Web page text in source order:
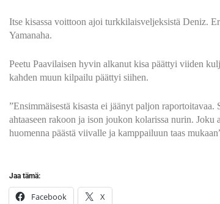
Itse kisassa voittoon ajoi turkkilaisveljeksistä Deniz.
Yamanaha.
Peetu Paavilaisen hyvin alkanut kisa päättyi viiden
kahden muun kilpailu päättyi siihen.
”Ensimmäisestä kisasta ei jäänyt paljon
ahtaaseen rakoon ja ison joukon kolarissa nurin.
huomenna päästä viivalle ja kamppailuun taas
Jaa tämä:
Facebook X